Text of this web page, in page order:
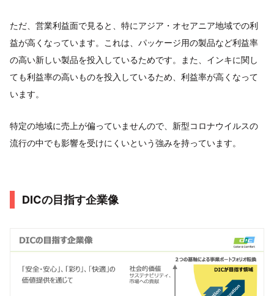
ただ、営業利益面で見ると、特にアジア・オセアニア地域での利
益が高くなっています。これは、パッケージ用の製品など利益率
の高い新しい製品を投入しているためです。また、インキに関し
ても利益率の高いものを投入しているため、利益率が高くなって
います。
特定の地域に売上が偏っていませんので、新型コロナウイルスの
流行の中でも影響を受けにくいという強みを持っています。
DICの目指す企業像